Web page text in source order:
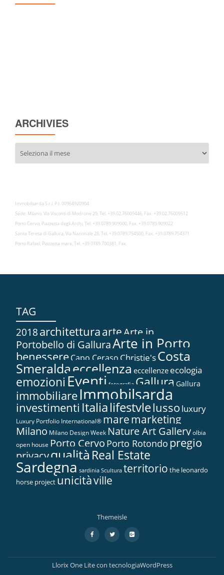
ARCHIVIES
Immobilsarda S.r.l. P.I. 00964920904
Sede: Milano, Via Visconti di Modrone 29, Tel. +39.02.76009446, Fax. +39.02.76009512
Porto Cervo, Piazzetta degli Archi, Tel. +39.0789.909000, Fax. +39.0789.909022
Santa Teresa di Gallura, Via Nazionale 28, Tel. +39.0789.754500, Fax. +39.0789.754371
Porto Rafael, Piazzetta mare, Tel. +39.0789.700381, Fax.
TAG
2018architetturaarteArte in...
Portobello di GalluraArte in Porto
benessereCapo Ceraso Christie'sCosta
Smeraldaeccellenza eccellenze ecologia
emozioni Eventi fotografia Gallura Gallura
immobiliareImmobilsarda
investimenti Italialifestylelusso luxury
Luxury Portfolio International® maremarketing
Milano Milano Design Week Nature Art Galleryolbia
open house Porto Cervo Porto Rotondo pregio
privacyqualità Real Estate
Sardegna sardinia Scultura territorio the leonardo
horse project unicitàville
Themeisle
secondario
fa-
facebook
fa-
twitter
fa-
google-
square
Llorix One Litecon tecnologiaWordPress